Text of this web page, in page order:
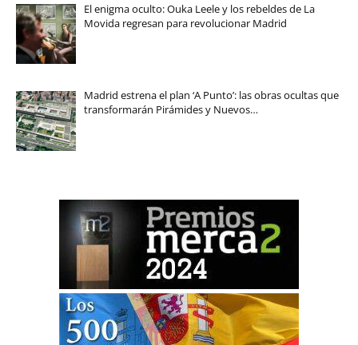
El enigma oculto: Ouka Leele y los rebeldes de La
Movida regresan para revolucionar Madrid
Madrid estrena el plan ‘A Punto’: las obras ocultas que
transformarán Pirámides y Nuevos…